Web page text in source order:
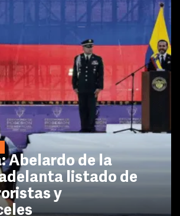
Abelardo de la
listado de
y